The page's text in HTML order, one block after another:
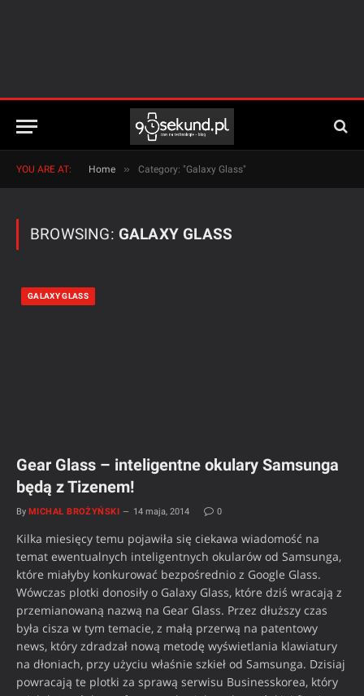
YOU ARE AT: Home » Category: "Galaxy Glass"
BROWSING: GALAXY GLASS
GALAXY GLASS
Gear Glass – inteligentne okulary Samsunga
będą z Tizenem!
By MICHAŁ BROŻYŃSKI 14 maja, 2014 0
Kilka miesięcy temu pojawiła się ciekawa wiadomość na
temat ewentualnych inteligentnych okularów od Samsunga,
które miałyby konkurować bezpośrednio z Google Glass.
Wówczas plotki donosiły o Galaxy Glass, które dziś wracają z
przemianowaną nazwą na Gear Glass. Przez dłuższy czas
była cisza w tym temacie, z małą przerwą na patentowy
news, który zdradzał nową metodę wyświetlania klawiatury
na dłoniach, przy użyciu właśnie szkieł od Samsunga. Dzisiaj
powracają te plotki za sprawą serwisu Businesskorea, który